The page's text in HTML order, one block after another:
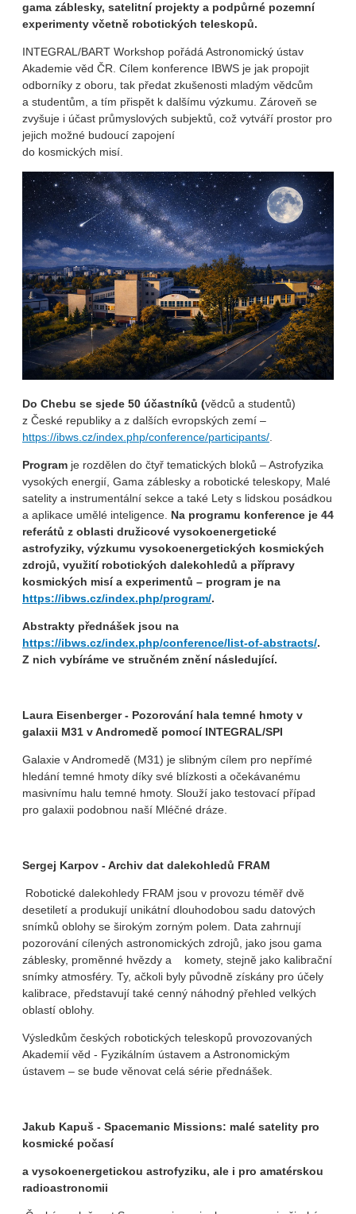
gama záblesky, satelitní projekty a podpůrné pozemní
experimenty včetně robotických teleskopů.
INTEGRAL/BART Workshop pořádá Astronomický ústav
Akademie věd ČR. Cílem konference IBWS je jak propojit
odborníky z oboru, tak předat zkušenosti mladým vědcům
a studentům, a tím přispět k dalšímu výzkumu. Zároveň se
zvyšuje i účast průmyslových subjektů, což vytváří prostor pro
jejich možné budoucí zapojení
do kosmických misí.
Do Chebu se sjede 50 účastníků (vědců a studentů)
z České republiky a z dalších evropských zemí –
https://ibws.cz/index.php/conference/participants/
Program je rozdělen do čtyř tematických bloků – Astrofyzika
vysokých energií, Gama záblesky a robotické teleskopy, Malé
satelity a instrumentální sekce a také Lety s lidskou posádkou
a aplikace umělé inteligence. Na programu konference je 44
referátů z oblasti družicové vysokoenergetické
astrofyziky, výzkumu vysokoenergetických kosmických
zdrojů, využití robotických dalekohledů a přípravy
kosmických misí a experimentů – program je na
https://ibws.cz/index.php/program/.
Abstrakty přednášek jsou na
https://ibws.cz/index.php/conference/list-of-abstracts/.
Z nich vybíráme ve stručném znění následující.
Laura Eisenberger - Pozorování hala temné hmoty v
galaxii M31 v Andromedě pomocí INTEGRAL/SPI
Galaxie v Andromedě (M31) je slibným cílem pro nepřímé
hledání temné hmoty díky své blízkosti a očekávanému
masivnímu halu temné hmoty. Slouží jako testovací případ
pro galaxii podobnou naší Mléčné dráze.
Sergej Karpov - Archiv dat dalekohledů FRAM
Robotické dalekohledy FRAM jsou v provozu téměř dvě
desetiletí a produkují unikátní dlouhodobou sadu datových
snímků oblohy se širokým zorným polem. Data zahrnují
pozorování cílených astronomických zdrojů, jako jsou gama
záblesky, proměnné hvězdy a komety, stejně jako kalibrační
snímky atmosféry. Ty, ačkoli byly původně získány pro účely
kalibrace, představují také cenný náhodný přehled velkých
oblastí oblohy.
Výsledkům českých robotických teleskopů provozovaných
Akademií věd - Fyzikálním ústavem a Astronomickým
ústavem – se bude věnovat celá série přednášek.
Jakub Kapuš - Spacemanic Missions: malé satelity pro
kosmické počasí
a vysokoenergetickou astrofyziku, ale i pro amatérskou
radioastronomii